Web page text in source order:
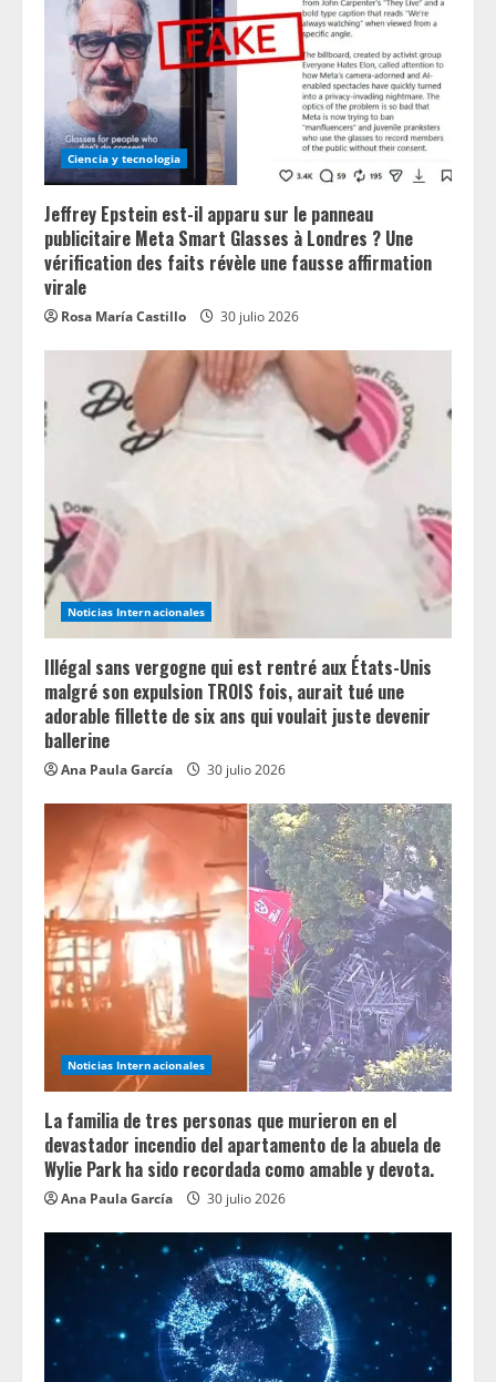
Ciencia y tecnologia
Jeffrey Epstein est-il apparu sur le panneau
publicitaire Meta Smart Glasses à Londres ? Une
vérification des faits révèle une fausse affirmation
virale
Rosa María Castillo 30 julio 2026
Noticias Internacionales
Illégal sans vergogne qui est rentré aux États-Unis
malgré son expulsion TROIS fois, aurait tué une
adorable fillette de six ans qui voulait juste devenir
ballerine
Ana Paula García 30 julio 2026
Noticias Internacionales
La familia de tres personas que murieron en el
devastador incendio del apartamento de la abuela de
Wylie Park ha sido recordada como amable y devota.
Ana Paula García 30 julio 2026